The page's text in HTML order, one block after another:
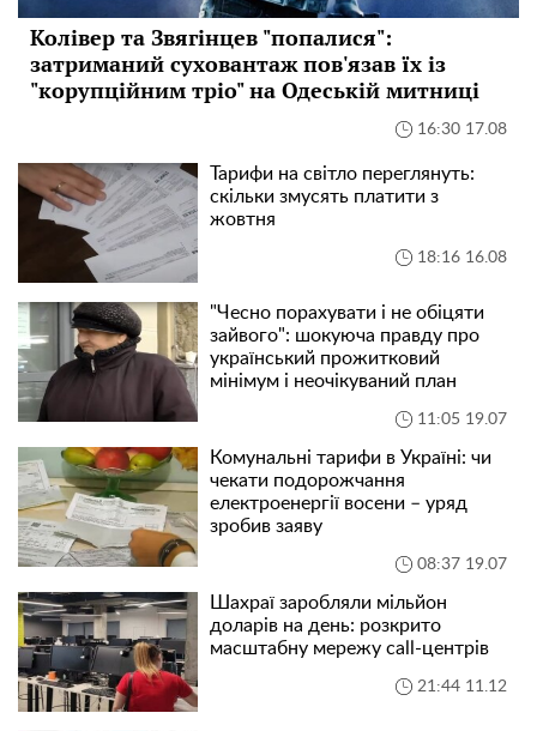
Колівер та Звягінцев "попалися":
затриманий суховантаж пов'язав їх із
"корупційним тріо" на Одеській митниці
16:30 17.08
Тарифи на світло переглянуть:
скільки змусять платити з
жовтня
18:16 16.08
"Чесно порахувати і не обіцяти
зайвого": шокуюча правду про
український прожитковий
мінімум і неочікуваний план
11:05 19.07
Комунальні тарифи в Україні: чи
чекати подорожчання
електроенергії восени – уряд
зробив заяву
08:37 19.07
Шахраї заробляли мільйон
доларів на день: розкрито
масштабну мережу call-центрів
21:44 11.12